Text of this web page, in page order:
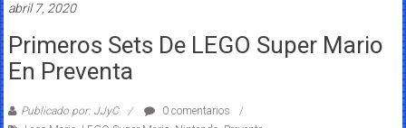
abril 7, 2020
Primeros Sets De LEGO Super Mario
En Preventa
Publicado por: JJyC
0 comentarios